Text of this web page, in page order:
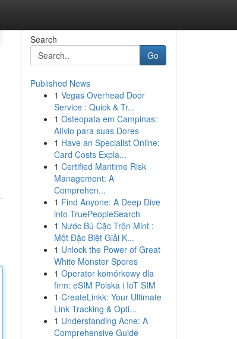
Search
Go
Published News
1 Vegas Overhead Door
Service : Quick & Tr...
1 Osteopata em Campinas:
Alívio para suas Dores
1 Have an Specialist Online:
Card Costs Expla...
1 Certified Maritime Risk
Management: A
Comprehen...
1 Find Anyone: A Deep Dive
into TruePeopleSearch
1 Nước Bú Cặc Trộn Mint :
Một Đặc Biệt Giải K...
1 Unlock the Power of Great
White Monster Spores
1 Operator komórkowy dla
firm: eSIM Polska i IoT SIM
1 CreateLinkk: Your Ultimate
Link Tracking & Opti...
1 Understanding Acne: A
Comprehensive Guide